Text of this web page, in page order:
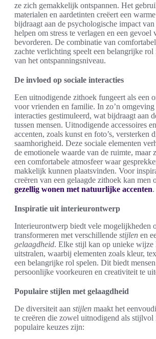
ze zich gemakkelijk ontspannen. Het
materialen en aardetinten creëert een
bijdraagt aan de psychologische impact
helpen om stress te verlagen en een gevoel
bevorderen. De combinatie van
zachte verlichting speelt een belangrijke rol
van het ontspanningsniveau.
De invloed op sociale interacties
Een uitnodigende zithoek fungeert als een
voor vrienden en familie. In zo’n
interacties gestimuleerd, wat bijdraagt aan
tussen mensen. Uitnodigende accessoires
accenten, zoals kunst en foto’s, versterken
saamhorigheid. Deze sociale elementen
de emotionele waarde van de ruimte, maar
een comfortabele atmosfeer waar
makkelijk kunnen plaatsvinden. Voor
creëren van een gelaagde zithoek kan men
gezellig wonen met natuurlijke accenten.
Inspiratie uit interieurontwerp
Interieurontwerp biedt vele mogelijkheden
transformeren met verschillende stijlen en
gelaagdheid. Elke stijl kan op unieke wijze
uitstralen, waarbij elementen zoals kleur,
een belangrijke rol spelen. Dit biedt
persoonlijke voorkeuren en creativiteit te
Populaire stijlen met gelaagdheid
De diversiteit aan stijlen maakt het
te creëren die zowel uitnodigend als stijlvol
populaire keuzes zijn: